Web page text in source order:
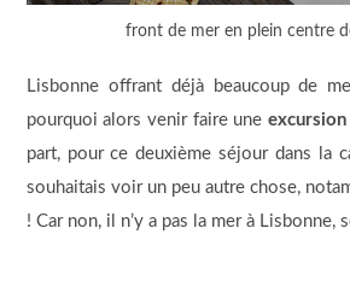
front de mer en plein centre
Lisbonne offrant déjà beaucoup de
pourquoi alors venir faire une excursion
part, pour ce deuxième séjour dans la
souhaitais voir un peu autre chose,
! Car non, il n’y a pas la mer à Lisbonne,